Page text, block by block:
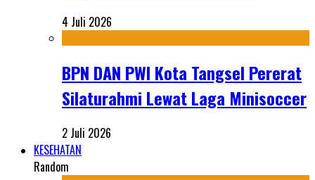
4 Juli 2026
BPN DAN PWI Kota Tangsel Pererat
Silaturahmi Lewat Laga Minisoccer
2 Juli 2026
KESEHATAN
Random